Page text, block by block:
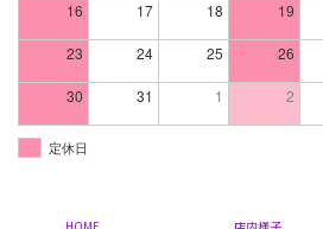
16 17 18 19
23 24 25 26
30 31 1 2
定休日